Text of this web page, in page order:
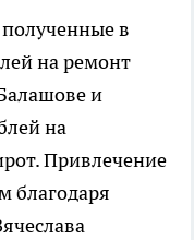
в
на ремонт
и
на
Привлечение
благодаря